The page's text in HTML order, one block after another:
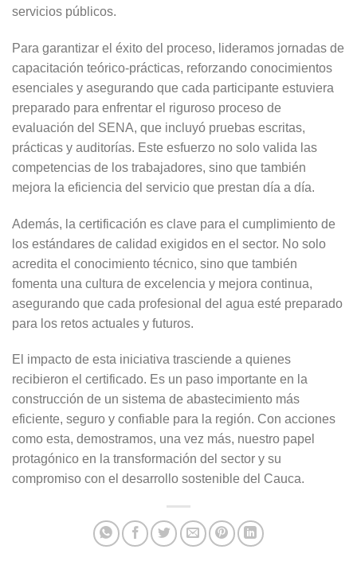
servicios públicos.
Para garantizar el éxito del proceso, lideramos jornadas de
capacitación teórico-prácticas, reforzando conocimientos
esenciales y asegurando que cada participante estuviera
preparado para enfrentar el riguroso proceso de
evaluación del SENA, que incluyó pruebas escritas,
prácticas y auditorías. Este esfuerzo no solo valida las
competencias de los trabajadores, sino que también
mejora la eficiencia del servicio que prestan día a día.
Además, la certificación es clave para el cumplimiento de
los estándares de calidad exigidos en el sector. No solo
acredita el conocimiento técnico, sino que también
fomenta una cultura de excelencia y mejora continua,
asegurando que cada profesional del agua esté preparado
para los retos actuales y futuros.
El impacto de esta iniciativa trasciende a quienes
recibieron el certificado. Es un paso importante en la
construcción de un sistema de abastecimiento más
eficiente, seguro y confiable para la región. Con acciones
como esta, demostramos, una vez más, nuestro papel
protagónico en la transformación del sector y su
compromiso con el desarrollo sostenible del Cauca.